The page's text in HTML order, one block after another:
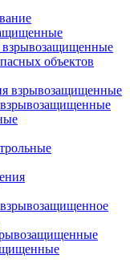
объектов
взрывозащищенные